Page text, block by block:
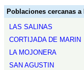
Poblaciones cercanas
LAS SALINAS
CORTIJADA DE MARIN
LA MOJONERA
SAN AGUSTIN